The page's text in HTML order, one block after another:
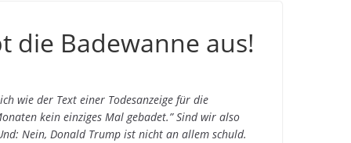
die Badewanne aus!
wie der Text einer Todesanzeige für die
kein einziges Mal gebadet.” Sind wir also
Nein, Donald Trump ist nicht an allem schuld.